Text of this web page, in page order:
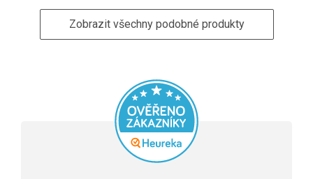
Zobrazit všechny podobné produkty